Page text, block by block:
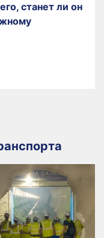
станет ли он